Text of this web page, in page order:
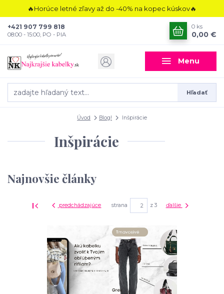
🔥Horúce letné zľavy až do -40% na kopec kúskov🔥
Menu
Hľadať
+421 907 799 818
08:00 - 15:00, PO - PIA
0 ks
0,00 €
Úvod Blog! Inšpirácie
Inšpirácie
Najnovšie články
predchádzajúce strana z 3 ďalšie